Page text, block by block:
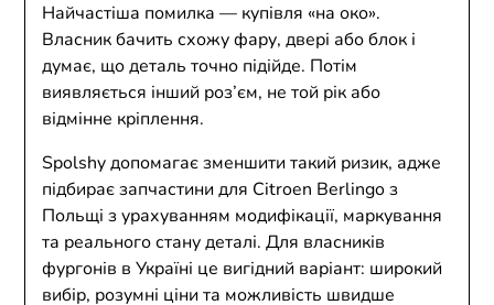
Найчастіша помилка — купівля «на око».
Власник бачить схожу фару, двері або блок і
думає, що деталь точно підійде. Потім
виявляється інший роз’єм, не той рік або
відмінне кріплення.
Spolshy допомагає зменшити такий ризик, адже
підбирає запчастини для Citroen Berlingo з
Польщі з урахуванням модифікації, маркування
та реального стану деталі. Для власників
фургонів в Україні це вигідний варіант: широкий
вибір, розумні ціни та можливість швидше